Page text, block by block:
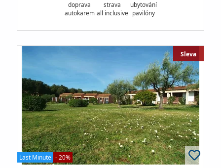
doprava
autokarem
strava
all inclusive
ubytování
pavilóny
Sleva
Last Minute - 20%